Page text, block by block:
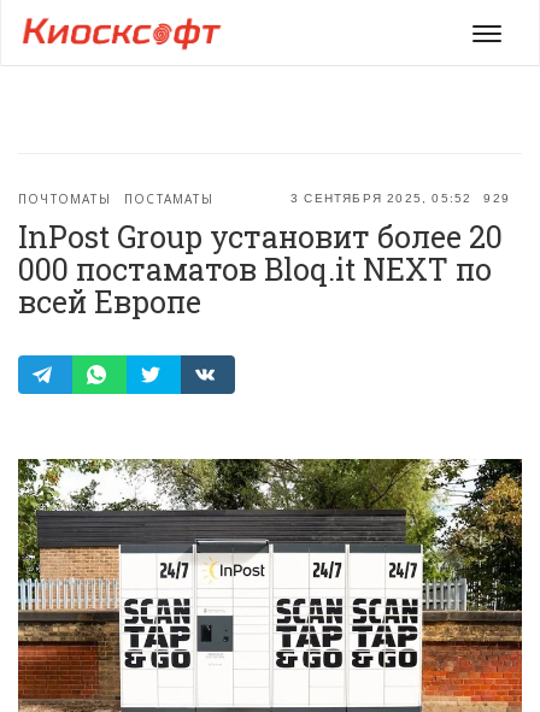
Меню
3 СЕНТЯБРЯ 2025, 05:52 929
ПОЧТОМАТЫ ПОСТАМАТЫ
InPost Group установит более 20
000 постаматов Bloq.it NEXT по
всей Европе